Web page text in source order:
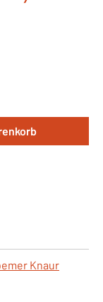
Knaur